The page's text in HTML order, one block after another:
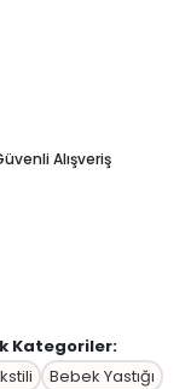
Alışveriş
Kategoriler:
Bebek Yastığı